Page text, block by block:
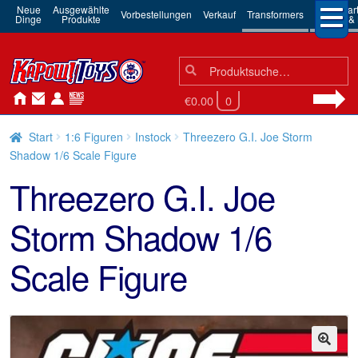
Neue
Dinge
Ausgewählte
Produkte Vorbestellungen Verkauf Transformers 3rd
Robots
Suchen
nach:
Suche
€0.00 0
Start 1:6 Figuren Instock
Threezero G.I. Joe Storm
Shadow 1/6 Scale Figure
Threezero G.I. Joe
Storm Shadow 1/6
Scale Figure